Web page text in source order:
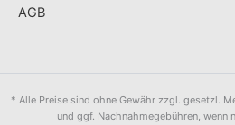
AGB
* Alle Preise sind ohne Gewähr zzgl. gesetzl.
und ggf. Nachnahmegebühren, wenn